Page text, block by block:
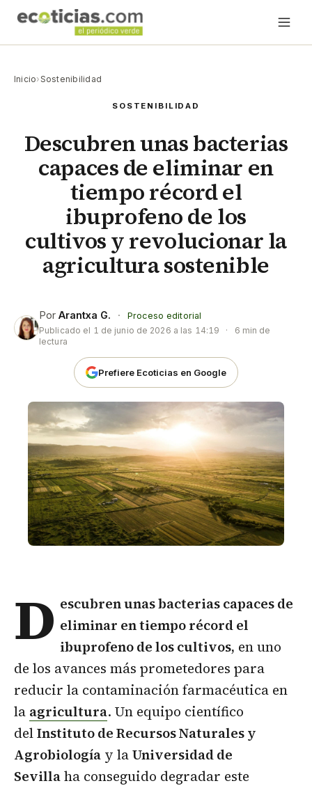
Inicio›Sostenibilidad
SOSTENIBILIDAD
Descubren unas bacterias
capaces de eliminar en
tiempo récord el
ibuprofeno de los
cultivos y revolucionar la
agricultura sostenible
Por Arantxa G. ·
Proceso editorial
Publicado el 1 de junio de 2026 a las 14:19 ·
6 min de
lectura
Prefiere Ecoticias en Google
D escubren unas bacterias capaces de
eliminar en tiempo récord el
ibuprofeno de los cultivos, en uno
de los avances más prometedores para
reducir la contaminación farmacéutica en
la agricultura. Un equipo científico
delInstituto de Recursos Naturales y
Agrobiología y laUniversidad de
Sevillaha conseguido degradar este